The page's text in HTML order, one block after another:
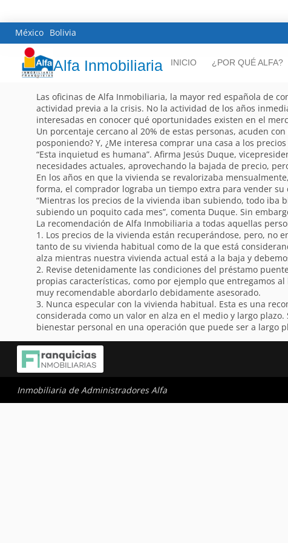
México Bolivia
Alfa Inmobiliaria INICIO ¿POR QUÉ ALFA?
Las oficinas de Alfa Inmobiliaria, la mayor red española de
actividad previa a la crisis. No la actividad de los años
interesadas en conocer qué oportunidades existen en el
Un porcentaje cercano al 20% de estas personas, acuden
posponiendo? Y, ¿Me interesa comprar una casa a los
“Esta inquietud es humana”. Afirma Jesús Duque,
necesidades actuales, aprovechando la bajada de precio,
En los años en que la vivienda se revalorizaba
forma, el comprador lograba un tiempo extra para vender
“Mientras los precios de la vivienda iban subiendo, todo iba
subiendo un poquito cada mes”, comenta Duque. Sin
La recomendación de Alfa Inmobiliaria a todas aquellas
1. Los precios de la vivienda están recuperándose, pero, no
tanto de su vivienda habitual como de la que está
alza mientras nuestra vivienda actual está a la baja y
2. Revise detenidamente las condiciones del préstamo
propias características, como por ejemplo que entregamos
muy recomendable abordarlo debidamente asesorado.
3. Nunca especular con la vivienda habitual. Esta es una
considerada como un valor en alza en el medio y largo
bienestar personal en una operación que puede ser a largo
Inmobiliaria de Administradores Alfa